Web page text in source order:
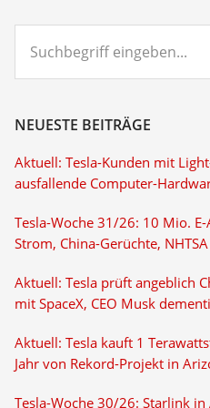
eingeben...
NEUESTE BEITRÄGE
Aktuell: Tesla-Kunden mit
ausfallende Computer-
Tesla-Woche 31/26: 10 Mio. E-
Strom, China-Gerüchte,
Aktuell: Tesla prüft angeblich
mit SpaceX, CEO Musk
Aktuell: Tesla kauft 1
Jahr von Rekord-Projekt in
Tesla-Woche 30/26: Starlink